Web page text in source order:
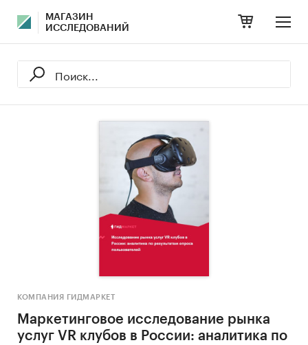
МАГАЗИН
ИССЛЕДОВАНИЙ
КОМПАНИЯ ГИДМАРКЕТ
Маркетинговое исследование рынка
услуг VR клубов в России: аналитика по